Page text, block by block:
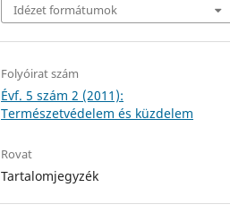
Idézet formátumok
Folyóirat szám
Évf. 5 szám 2 (2011):
Természetvédelem és küzdelem
Rovat
Tartalomjegyzék